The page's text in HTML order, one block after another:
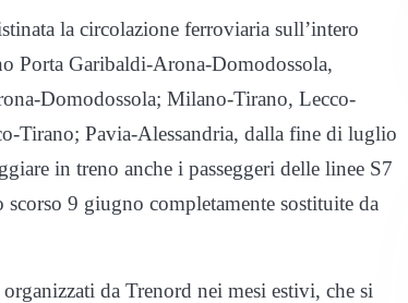
la circolazione ferroviaria sull’intero
Porta Garibaldi-Arona-Domodossola,
Domodossola; Milano-Tirano, Lecco-
Tirano; Pavia-Alessandria, dalla fine di luglio
in treno anche i passeggeri delle linee S7
9 giugno completamente sostituite da
da Trenord nei mesi estivi, che si